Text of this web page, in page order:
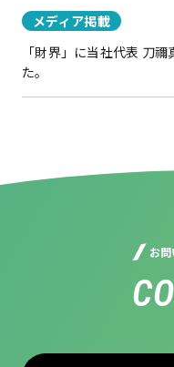
メディア掲載
「財界」に当社代表 刀
た。
お